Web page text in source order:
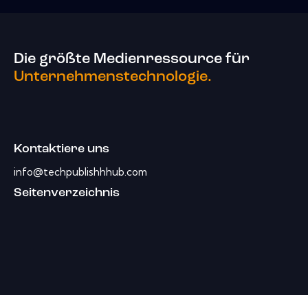
Die größte Medienressource für
Unternehmenstechnologie.
Kontaktiere uns
info@techpublishhhub.com
Seitenverzeichnis